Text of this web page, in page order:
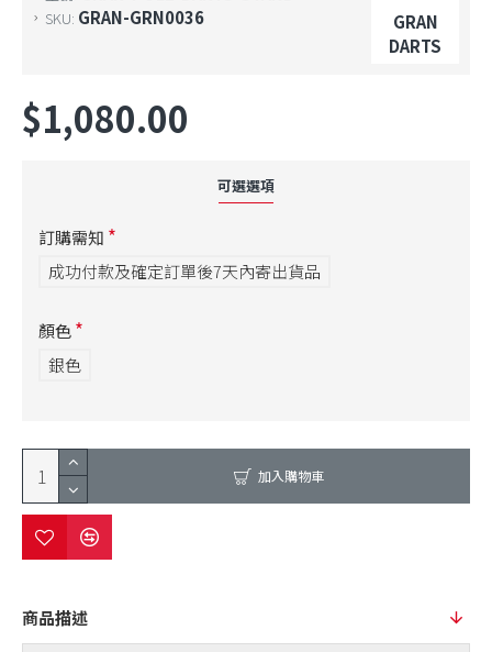
SKU: GRAN-GRN0036
GRAN
DARTS
$1,080.00
可選選項
訂購需知
成功付款及確定訂單後7天內寄出貨品
顏色
銀色
加入購物車
商品描述